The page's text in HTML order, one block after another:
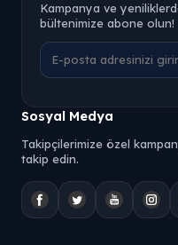
Kampanya ve
bültenimize abone olun!
Sosyal Medya
Takipçilerimize özel
takip edin.